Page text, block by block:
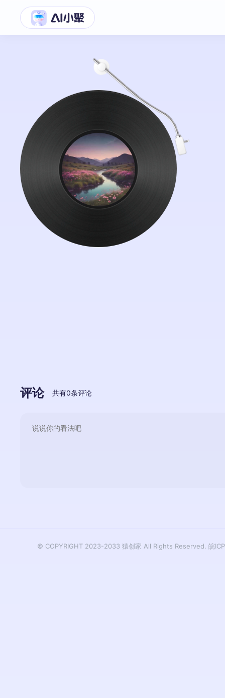
评论 共有0条评论
© COPYRIGHT 2023-2033 猿创家 All Rights Reserved. 皖